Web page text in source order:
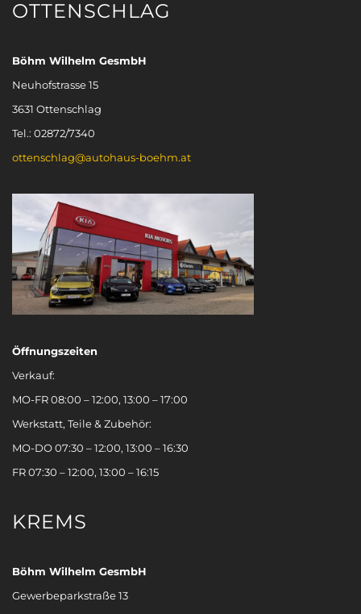
OTTENSCHLAG
Böhm Wilhelm GesmbH
Neuhofstrasse 15
3631 Ottenschlag
Tel.: 02872/7340
ottenschlag@autohaus-boehm.at
Öffnungszeiten
Verkauf:
MO-FR 08:00 – 12:00, 13:00 – 17:00
Werkstatt, Teile & Zubehör:
MO-DO 07:30 – 12:00, 13:00 – 16:30
FR 07:30 – 12:00, 13:00 – 16:15
KREMS
Böhm Wilhelm GesmbH
Gewerbeparkstraße 13